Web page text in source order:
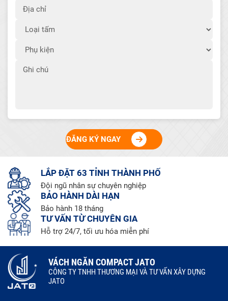
ĐĂNG KÝ NGAY
LẮP ĐẶT 63 TỈNH THÀNH PHỐ
Đội ngũ nhân sự chuyên nghiệp
BẢO HÀNH DÀI HẠN
Bảo hành 18 tháng
TƯ VẤN TỪ CHUYÊN GIA
Hỗ trợ 24/7, tối ưu hóa miễn phí
VÁCH NGĂN COMPACT JATO
CÔNG TY TNHH THƯƠNG MẠI VÀ TƯ VẤN XÂY DỰNG
JATO